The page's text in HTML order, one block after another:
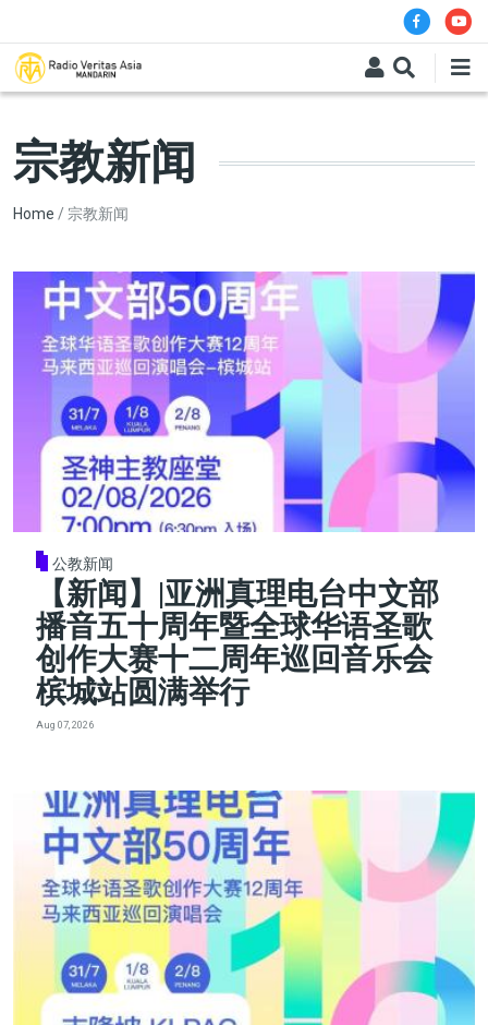
宗教新闻
Breadcrumb
Home 宗教新闻
公教新闻
【新闻】|亚洲真理电台中文部
播音五十周年暨全球华语圣歌
创作大赛十二周年巡回音乐会
槟城站圆满举行
Aug 07, 2026